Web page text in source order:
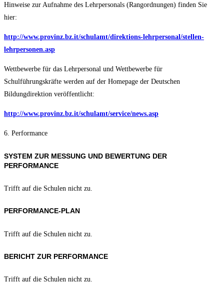
Hinweise zur Aufnahme des Lehrpersonals (Rangordnungen) finden Sie
hier:
http://www.provinz.bz.it/schulamt/direktions-lehrpersonal/stellen-
lehrpersonen.asp
Wettbewerbe für das Lehrpersonal und Wettbewerbe für
Schulführungskräfte werden auf der Homepage der Deutschen
Bildungdirektion veröffentlicht:
http://www.provinz.bz.it/schulamt/service/news.asp
6. Performance
SYSTEM ZUR MESSUNG UND BEWERTUNG DER
PERFORMANCE
Trifft auf die Schulen nicht zu.
PERFORMANCE-PLAN
Trifft auf die Schulen nicht zu.
BERICHT ZUR PERFORMANCE
Trifft auf die Schulen nicht zu.